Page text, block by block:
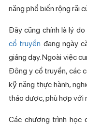
năng phổ biến rộng rãi
Đây cũng chính là lý
cổ truyền đang ngày
giảng dạy. Ngoài việc
Đông y cổ truyền, các
kỹ năng thực hành,
thảo dược, phù hợp với
Các chương trình học